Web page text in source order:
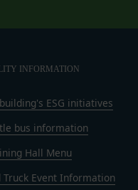
INFORMATION
ESG initiatives
bus information
Hall Menu
Truck Event Information
ることはありませ
対し、提供物に関
、サブライセンス
使用等」といいま
ものとします。